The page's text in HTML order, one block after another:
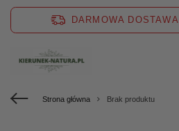
DARMOWA DOSTAWA
Strona główna Brak produktu